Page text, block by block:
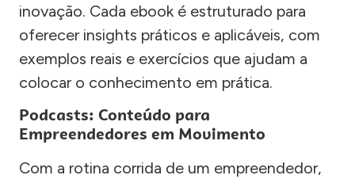
inovação. Cada ebook é estruturado para
oferecer insights práticos e aplicáveis, com
exemplos reais e exercícios que ajudam a
colocar o conhecimento em prática.
Podcasts: Conteúdo para
Empreendedores em Movimento
Com a rotina corrida de um empreendedor,